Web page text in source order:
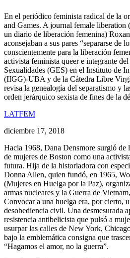
En el periódico feminista radical de la
and Games. A journal female liberation
un diario de liberación femenina)
aconsejaban a sus pares “separarse de
conscientemente para la liberación
activista feminista queer e integrante
Sexualidades (GES) en el Instituto de
(IIGG)-UBA y de la Cátedra Libre
revisa la genealogía del separatismo y
orden jerárquico sexista de fines de la
LATFEM
diciembre 17, 2018
Hacia 1968, Dana Densmore surgió de
de mujeres de Boston como una
futura. Hija de la historiadora con
Donna Allen, quien fundó, en 1965,
(Mujeres en Huelga por la Paz),
armas nucleares y la Guerra de
Convocar a una huelga era, por cierto,
desobediencia civil. Una desmesurada
resistencia antibelicista que pulsó a
usurpar las calles de New York,
bajo la emblemática consigna que
“Hagamos el amor, no la guerra”.